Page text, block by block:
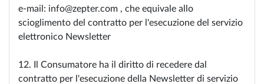
e-mail: info@zepter.com , che equivale allo
scioglimento del contratto per l'esecuzione del servizio
elettronico Newsletter
12. Il Consumatore ha il diritto di recedere dal
contratto per l'esecuzione della Newsletter di servizio